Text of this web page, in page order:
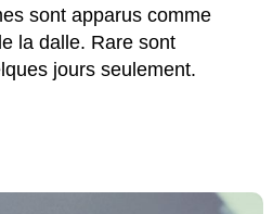
sont apparus comme
la dalle. Rare sont
jours seulement.